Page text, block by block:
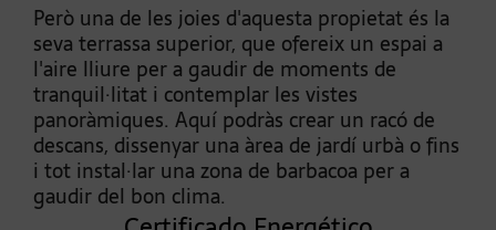
Però una de les joies d'aquesta propietat és la
seva terrassa superior, que ofereix un espai a
l'aire lliure per a gaudir de moments de
tranquil·litat i contemplar les vistes
panoràmiques. Aquí podràs crear un racó de
descans, dissenyar una àrea de jardí urbà o fins
i tot instal·lar una zona de barbacoa per a
gaudir del bon clima.